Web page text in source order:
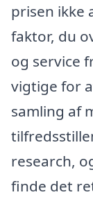
prisen ikke
faktor, du
og service
vigtige for
samling af
research,
finde det